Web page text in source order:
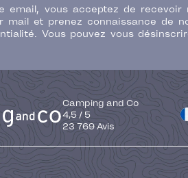
email, vous acceptez de recevoir
mail et prenez connaissance de
Vous pouvez vous
Camping and Co
4,5 / 5
23 769Avis